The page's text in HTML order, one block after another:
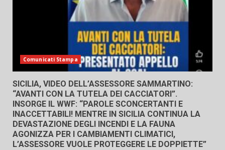
Comunicati Stampa
SICILIA, VIDEO DELL’ASSESSORE SAMMARTINO:
“AVANTI CON LA TUTELA DEI CACCIATORI”.
INSORGE IL WWF: “PAROLE SCONCERTANTI E
INACCETTABILI! MENTRE IN SICILIA CONTINUA LA
DEVASTAZIONE DEGLI INCENDI E LA FAUNA
AGONIZZA PER I CAMBIAMENTI CLIMATICI,
L’ASSESSORE VUOLE PROTEGGERE LE DOPPIETTE”